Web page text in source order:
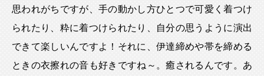
思われがちですが、手の動かし方ひとつで可愛く着つけ
られたり、粋に着つけられたり、自分の思うように演出
できて楽しいんですよ！それに、伊達締めや帯を締める
ときの衣擦れの音も好きですね～。癒されるんです。あ